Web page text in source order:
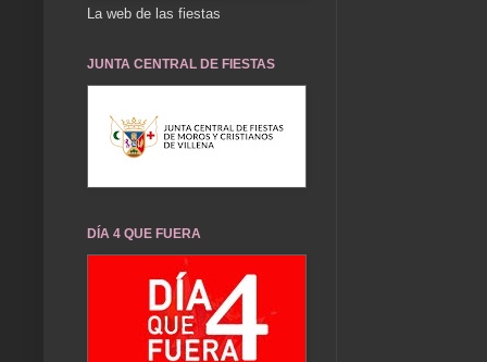
La web de las fiestas
JUNTA CENTRAL DE FIESTAS
DÍA 4 QUE FUERA